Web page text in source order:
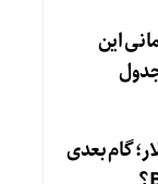
تومانی این
سطح ۴۰۰ دلار؛ گام بعدی